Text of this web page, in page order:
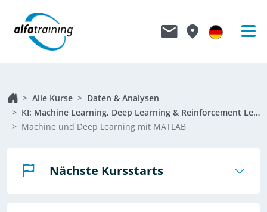
Alle Kurse
Daten & Analysen
KI: Machine Learning, Deep Learning & Reinforcement Learning
Machine und Deep Learning mit MATLAB
Nächste Kursstarts